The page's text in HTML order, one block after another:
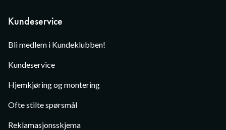
Kundeservice
Bli medlem i Kundeklubben!
Kundeservice
Hjemkjøring og montering
Ofte stilte spørsmål
Reklamasjonsskjema